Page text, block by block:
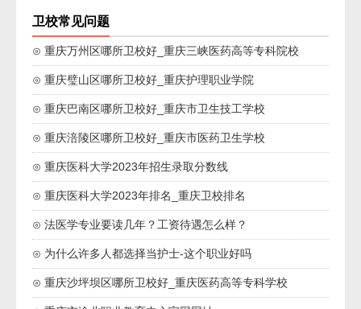
卫校常见问题
⊙ 重庆万州区哪所卫校好_重庆三峡医药高等专科院校
⊙ 重庆璧山区哪所卫校好_重庆护理职业学院
⊙ 重庆巴南区哪所卫校好_重庆市卫生技工学校
⊙ 重庆涪陵区哪所卫校好_重庆市医药卫生学校
⊙ 重庆医科大学2023年招生录取分数线
⊙ 重庆医科大学2023年排名_重庆卫校排名
⊙ 法医学专业要读几年？工资待遇怎么样？
⊙ 为什么许多人都选择当护士-这个职业好吗
⊙ 重庆沙坪坝区哪所卫校好_重庆医药高等专科学校